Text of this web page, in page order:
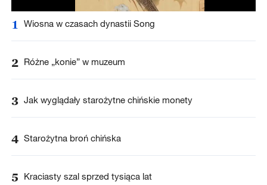
1 Wiosna w czasach dynastii Song
2 Różne „konie” w muzeum
3 Jak wyglądały starożytne chińskie monety
4 Starożytna broń chińska
5 Kraciasty szal sprzed tysiąca lat